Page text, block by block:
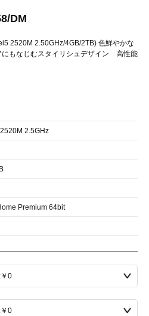
DM
2520M 2.50GHz/4GB/2TB) 色鮮やかな
もなじむスタイリシュデザイン 高性能
2.5GHz
Premium 64bit